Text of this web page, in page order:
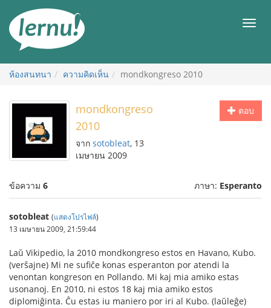
สารบัญ
เมนู
ห้องสนทนา ความคิดเห็น mondkongreso 2010
ตอบ
mondkongreso
2010
จาก sotobleat, 13
เมษายน 2009
ข้อความ 6 ภาษา: Esperanto
sotobleat (แสดงโปรไฟล์)
13 เมษายน 2009, 21:59:44
Laŭ Vikipedio, la 2010 mondkongreso estos en Havano, Kubo.
(verŝajne) Mi ne sufiĉe konas esperanton por atendi la
venontan kongreson en Pollando. Mi kaj mia amiko estas
usonanoj. En 2010, ni estos 18 kaj mia amiko estos
diplomiĝinta. Ĉu estas iu maniero por iri al Kubo. (laŭleĝe)